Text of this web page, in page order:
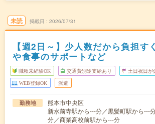
未読 掲載日 2026/07/31
【週2日～】少人数だから負担す
や食事のサポートなど
職種未経験OK 交通費別途支給あり 土日祝日が
WEB登録OK 派遣
勤務地
熊本市中央区
新水前寺駅から---分／黒髪町駅から---
分／商業高校前駅から---分